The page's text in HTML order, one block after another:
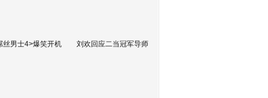
丝男士4>爆笑开机 刘欢回应二当冠军导师